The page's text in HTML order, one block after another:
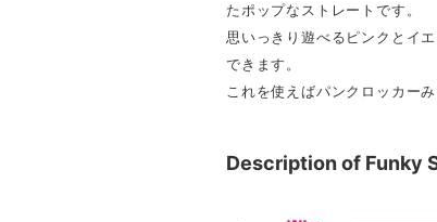
たポップなストレートです。
思いっきり遊べるピンクとイ
できます。
これを使えばパンクロッカー
Description of Funky